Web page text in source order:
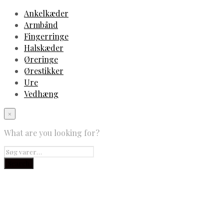
Ankelkæder
Armbånd
Fingerringe
Halskæder
Øreringe
Ørestikker
Ure
Vedhæng
×
What are you looking for?